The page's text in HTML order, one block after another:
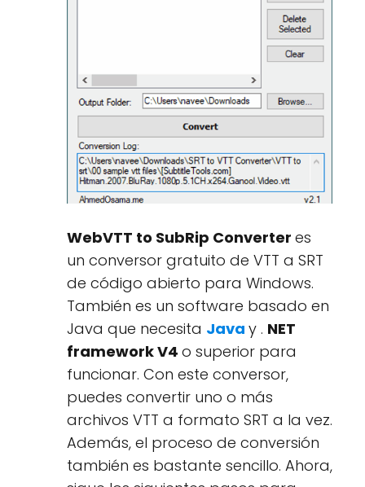
WebVTT to SubRip Converter es
un conversor gratuito de VTT a SRT
de código abierto para Windows.
También es un software basado en
Java que necesita Java y . NET
framework V4 o superior para
funcionar. Con este conversor,
puedes convertir uno o más
archivos VTT a formato SRT a la vez.
Además, el proceso de conversión
también es bastante sencillo. Ahora,